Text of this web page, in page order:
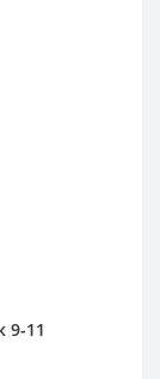
9-11